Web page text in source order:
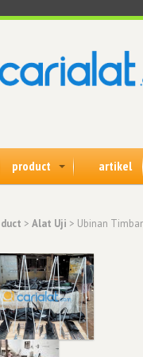
product artikel
> Alat Uji > Ubinan